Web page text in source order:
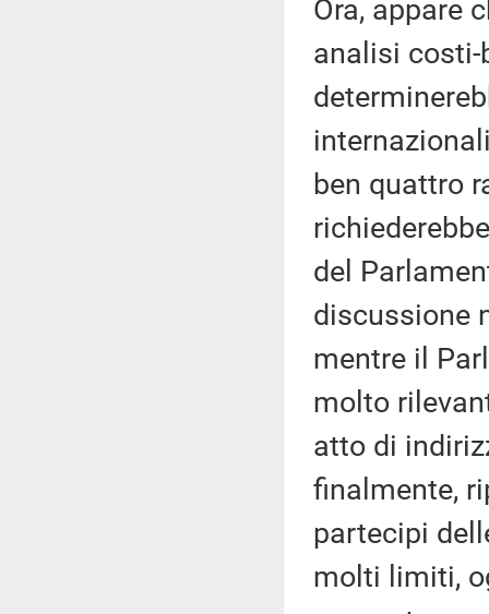
Ora, appare
analisi costi-
ben quattro
del
discussione
mentre il
molto
atto di
finalmente,
partecipi
molti limiti,